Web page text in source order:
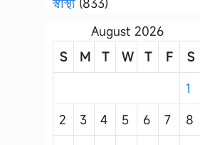
August 2026
S
M T W T F
S
1
2
3 4 5 6 7
8